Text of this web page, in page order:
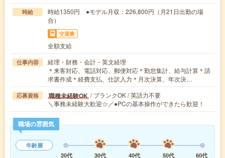
時給
時給1350円 ●モデル月収：226,800円（月21日出勤の場
合）
交通費
全額支給
仕事内容
経理・財務・会計・英文経理
＊来客対応、電話対応、郵便対応＊勤怠集計、給与計算＊請
求書作成＊経費支払、仕訳入力＊月次決算、年次決…
応募資格 職種未経験OK / ブランクOK / 英語力不要
＼事務未経験大歓迎☆／●PCの基本操作ができたら歓迎！
職場の雰囲気
年齢層
20代
30代 40代 50代 60代